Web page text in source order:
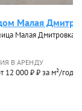
Малая
Малая Дмитровка,
В АРЕНДУ
12 000 ₽ ₽ за м²/год